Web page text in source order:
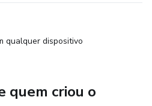
qualquer dispositivo
quem criou o